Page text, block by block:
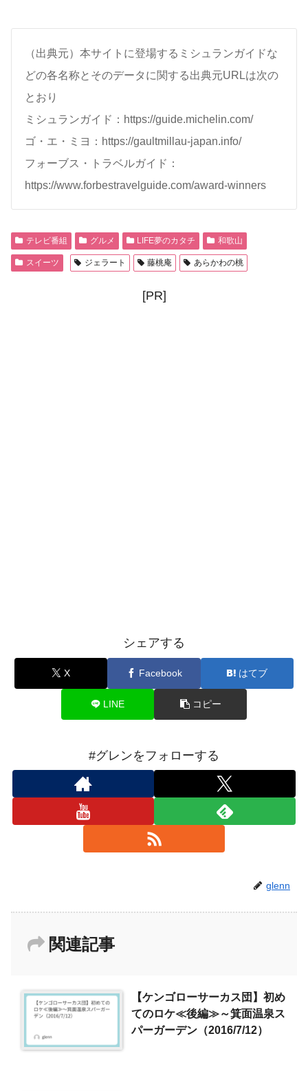
（出典元）本サイトに登場するミシュランガイドな
どの各名称とそのデータに関する出典元URLは次の
とおり
ミシュランガイド：https://guide.michelin.com/
ゴ・エ・ミヨ：https://gaultmillau-japan.info/
フォーブス・トラベルガイド：
https://www.forbestravelguide.com/award-winners
テレビ番組 グルメ LIFE夢のカタチ 和歌山
スイーツ ジェラート 藤桃庵 あらかわの桃
[PR]
シェアする
X Facebook はてブ
LINE コピー
#グレンをフォローする
glenn
関連記事
【ケンゴローサーカス団】初め
てのロケ≪後編≫～箕面温泉ス
パーガーデン（2016/7/12）